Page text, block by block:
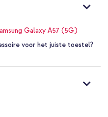
en veilig gesloten
gebruik met de imoshion
Galaxy A57 (5G)
voor het juiste toestel?